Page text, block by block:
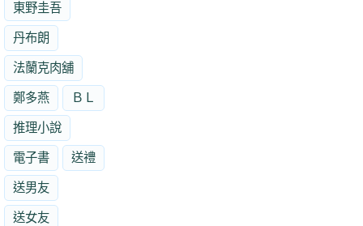
東野圭吾
丹布朗
法蘭克肉舖
鄭多燕 ＢＬ
推理小說
電子書 送禮
送男友
送女友